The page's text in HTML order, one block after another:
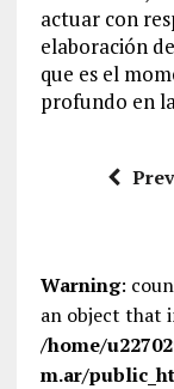
actuar con
elaboración
que es el
profundo en
Warning:
an object that
/home/
m.ar/